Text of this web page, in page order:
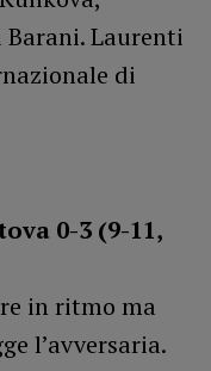
Laurenti
di
0-3 (9-11,
in ritmo ma
l’avversaria.